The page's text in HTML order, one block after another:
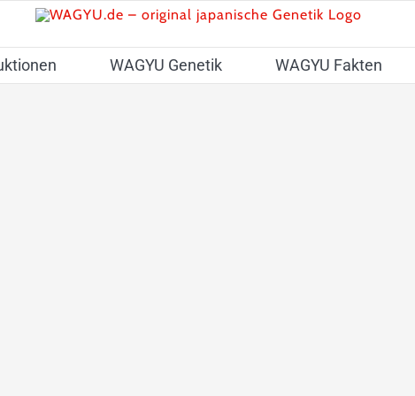
WAGYU Genetik WAGYU Fakten